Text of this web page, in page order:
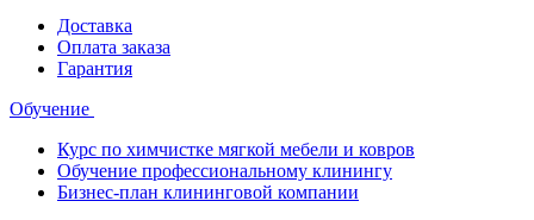
Доставка
Оплата заказа
Гарантия
Обучение
Курс по химчистке мягкой мебели и ковров
Обучение профессиональному клинингу
Бизнес-план клининговой компании